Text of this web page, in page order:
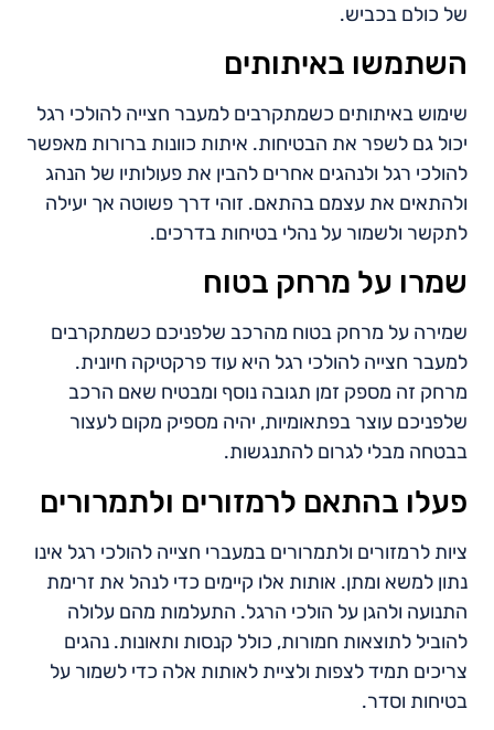
של כולם בכביש.
השתמשו באיתותים
שימוש באיתותים כשמתקרבים למעבר חצייה להולכי רגל
יכול גם לשפר את הבטיחות. איתות כוונות ברורות מאפשר
להולכי רגל ולנהגים אחרים להבין את פעולותיו של הנהג
ולהתאים את עצמם בהתאם. זוהי דרך פשוטה אך יעילה
לתקשר ולשמור על נהלי בטיחות בדרכים.
שמרו על מרחק בטוח
שמירה על מרחק בטוח מהרכב שלפניכם כשמתקרבים
למעבר חצייה להולכי רגל היא עוד פרקטיקה חיונית.
מרחק זה מספק זמן תגובה נוסף ומבטיח שאם הרכב
שלפניכם עוצר בפתאומיות, יהיה מספיק מקום לעצור
בבטחה מבלי לגרום להתנגשות.
פעלו בהתאם לרמזורים ולתמרורים
ציות לרמזורים ולתמרורים במעברי חצייה להולכי רגל אינו
נתון למשא ומתן. אותות אלו קיימים כדי לנהל את זרימת
התנועה ולהגן על הולכי הרגל. התעלמות מהם עלולה
להוביל לתוצאות חמורות, כולל קנסות ותאונות. נהגים
צריכים תמיד לצפות ולציית לאותות אלה כדי לשמור על
בטיחות וסדר.